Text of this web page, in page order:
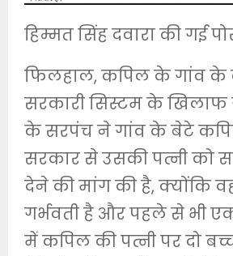
हिम्मत सिंह दवारा की गई
फिलहाल, कपिल के गांव के
सरकारी सिस्टम के खिलाफ
के सरपंच ने गांव के बेटे
सरकार से उसकी पत्नी को
देने की मांग की है, क्योंकि
गर्भवती है और पहले से भी
में कपिल की पत्नी पर दो